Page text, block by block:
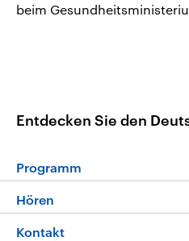
beim
Entdecken Sie den
Programm
Hören
Livestream
Kontakt